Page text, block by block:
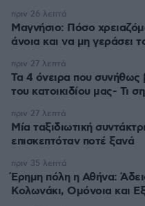
Μαγνήσιο: Πόσο
άνοια και να μη γεράσει
πριν 26 λεπτά
Τα 4 όνειρα που συνήθως
του κατοικιδίου μας- Τι
πριν 27 λεπτά
Μία ταξιδιωτική
επισκεπτόταν ποτέ ξανά
πριν 27 λεπτά
Έρημη πόλη η Αθήνα:
Κολωνάκι, Ομόνοια και
πριν 35 λεπτά